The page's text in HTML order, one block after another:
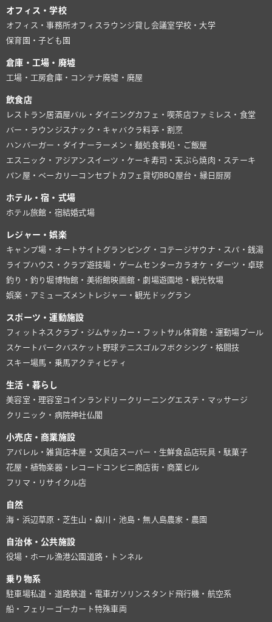
オフィス・学校
オフィス・事務所オフィスラウンジ貸し会議室学校・大学
保育園・子ども園
倉庫・工場・廃墟
工場・工房倉庫・コンテナ廃墟・廃屋
飲食店
レストラン居酒屋バル・ダイニングカフェ・喫茶店ファミレス・食堂
バー・ラウンジ スナック・キャバクラ料亭・割烹
ハンバーガー・ダイナーラーメン・麺処食事処・ご飯屋
エスニック・アジアン スイーツ・ケーキ寿司・天ぷら焼肉・ステーキ
パン屋・ベーカリー コンセプトカフェ貸切BBQ 屋台・縁日 厨房
ホテル・宿・式場
ホテル旅館・宿結婚式場
レジャー・娯楽
キャンプ場・オートサイト グランピング・コテージサウナ・スパ・銭湯
ライブハウス・クラブ遊技場・ゲームセンターカラオケ・ダーツ・卓球
釣り・釣り堀博物館・美術館映画館・劇場遊園地・観光牧場
娯楽・アミューズメント レジャー・観光 ドッグラン
スポーツ・運動施設
フィットネスクラブ・ジム サッカー・フットサル体育館・運動場プール
スケートパーク バスケット 野球テニス ゴルフ ボクシング・格闘技
スキー場馬・乗馬アクティビティ
生活・暮らし
美容室・理容室 コインランドリー クリーニングエステ・マッサージ
クリニック・病院神社仏閣
小売店・商業施設
アパレル・雑貨店本屋・文具店 スーパー・生鮮食品店玩具・駄菓子
花屋・植物楽器・レコード コンビニ商店街・商業ビル
フリマ・リサイクル店
自然
海・浜辺 草原・芝生山・森川・池島・無人島農家・農園
自治体・公共施設
役場・ホール漁港公園 道路・トンネル
乗り物系
駐車場私道・道路鉄道・電車 ガソリンスタンド 飛行機・航空系
船・フェリー ゴーカート特殊車両